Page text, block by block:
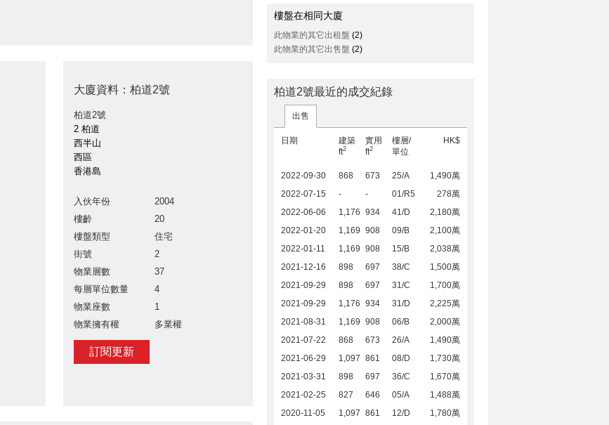
大廈資料：柏道2號
柏道2號
2 柏道
西半山
西區
香港島
入伙年份
2004
樓齡
20
樓盤類型
住宅
街號
2
物業層數
37
每層單位數量
4
物業座數
1
物業擁有權
多業權
訂閱更新
樓盤在相同大廈
此物業的其它出租盤 (2)
此物業的其它出售盤 (2)
柏道2號最近的成交紀錄
出售
日期
建築
ft2
實用
ft2
樓層/
單位
HK$
2022-09-30 868 673 25/A
1,490萬
2022-07-15
- - 01/R5
278萬
2022-06-06
1,176 934 41/D
2,180萬
2022-01-20
1,169 908 09/B
2,100萬
2022-01-11
1,169 908 15/B
2,038萬
2021-12-16
898 697 38/C
1,500萬
2021-09-29
898 697 31/C
1,700萬
2021-09-29
1,176 934 31/D
2,225萬
2021-08-31
1,169 908 06/B
2,000萬
2021-07-22
868 673 26/A
1,490萬
2021-06-29
1,097 861 08/D
1,730萬
2021-03-31
898 697 36/C
1,670萬
2021-02-25
827 646 05/A
1,488萬
2020-11-05
1,097 861 12/D
1,780萬